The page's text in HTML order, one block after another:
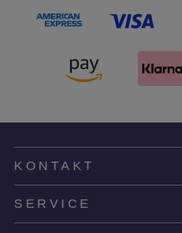
KONTAKT
SERVICE